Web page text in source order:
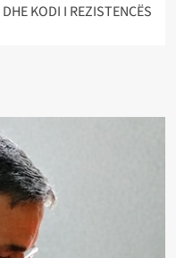
KODI I REZISTENCËS